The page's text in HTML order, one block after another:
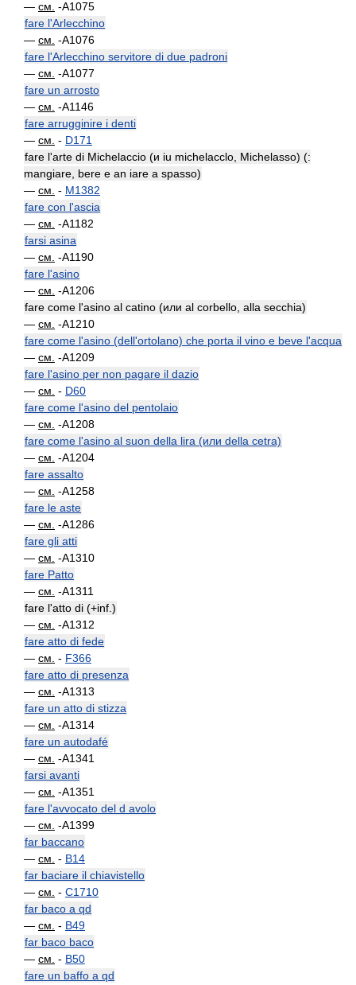
— см. -A1075
fare l'Arlecchino
— см. -A1076
fare l'Arlecchino servitore di due padroni
— см. -A1077
fare un arrosto
— см. -A1146
fare arrugginire i denti
— см. - D171
fare l'arte di Michelaccio (и iu michelacclo, Michelasso) (:
mangiare, bere e an iare a spasso)
— см. - M1382
fare con l'ascia
— см. -A1182
farsi asina
— см. -A1190
fare l'asino
— см. -A1206
fare come l'asino al catino (или al corbello, alla secchia)
— см. -A1210
fare come l'asino (dell'ortolano) che porta il vino e beve l'acqua
— см. -A1209
fare l'asino per non pagare il dazio
— см. - D60
fare come l'asino del pentolaio
— см. -A1208
fare come l'asino al suon della lira (или della cetra)
— см. -A1204
fare assalto
— см. -A1258
fare le aste
— см. -A1286
fare gli atti
— см. -A1310
fare Patto
— см. -A1311
fare l'atto di (+inf.)
— см. -A1312
fare atto di fede
— см. - F366
fare atto di presenza
— см. -A1313
fare un atto di stizza
— см. -A1314
fare un autodafé
— см. -A1341
farsi avanti
— см. -A1351
fare l'avvocato del d avolo
— см. -A1399
far baccano
— см. - B14
far baciare il chiavistello
— см. - C1710
far baco a qd
— см. - B49
far baco baco
— см. - B50
fare un baffo a qd